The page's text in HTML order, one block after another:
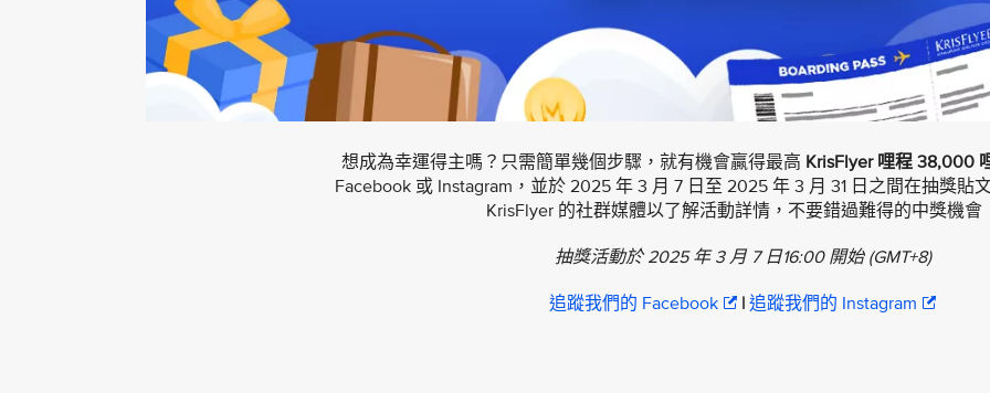
想成為幸運得主嗎？只需簡單幾個步驟，就有機會贏得最高 KrisFlyer 哩程 38,000
Facebook 或 Instagram，並於 2025 年 3 月 7 日至 2025 年 3 月 31 日之間在抽獎貼
KrisFlyer 的社群媒體以了解活動詳情，不要錯過難得的中獎機會
抽獎活動於 2025 年 3 月 7 日16:00 開始 (GMT+8)
追蹤我們的 Facebook | 追蹤我們的 Instagram